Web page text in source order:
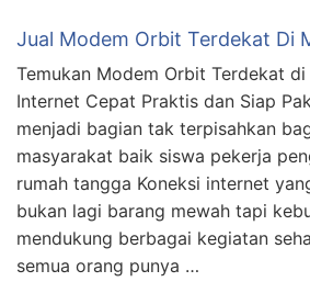
Jual Modem Orbit Terdekat Di
Temukan Modem Orbit Terdekat
Internet Cepat Praktis dan Siap
menjadi bagian tak terpisahkan
masyarakat baik siswa pekerja
rumah tangga Koneksi internet
bukan lagi barang mewah tapi
mendukung berbagai kegiatan
semua orang punya …